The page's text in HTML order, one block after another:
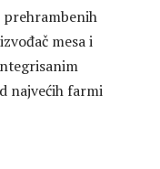
prehrambenih
mesa i
najvećih farmi